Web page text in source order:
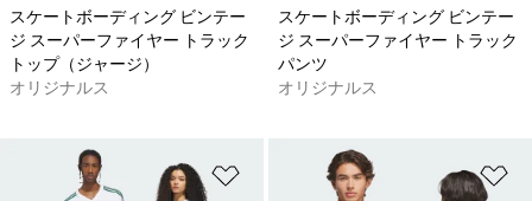
スケートボーディング ビンテー
ジ スーパーファイヤー トラック
トップ（ジャージ）
オリジナルス
スケートボーディング ビンテー
ジ スーパーファイヤー トラック
パンツ
オリジナルス
ほしいものリストに追加